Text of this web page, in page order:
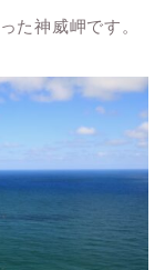
た神威岬です。